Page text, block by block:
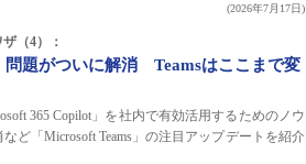
(2026年7月17日)
（4）：
問題がついに解消 Teamsはここまで変
365 Copilot」を社内で有効活用するためのノウ
ど「Microsoft Teams」の注目アップデートを紹介